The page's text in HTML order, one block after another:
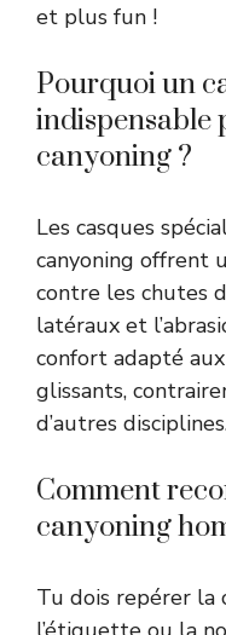
et plus fun !
Pourquoi un
indispensable
canyoning ?
Les casques
canyoning offrent
contre les chutes
latéraux et
confort adapté
glissants,
d’autres
Comment
canyoning
Tu dois repérer la